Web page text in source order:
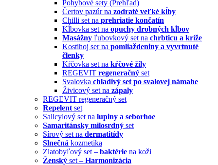
Pohybové sety (Prehľad)
Čertov pazúr na zodraté veľké kĺby
Chilli set na prehriatie končatín
Kĺbovka set na opuchy drobných kĺbov
Masážny ľubovkový set na chrbticu a kríže
Kostihoj ser na pomliaždeniny a vyvrtnuté
členky
Kŕčovka set na kŕčové žily
REGEVIT regeneračný set
Svalovka chladivý set po svalovej námahe
Živicový set na zápaly
REGEVIT regeneračný set
Repelent set
Salicylový set na lupiny a seborhoe
Samaritánsky milosrdný set
Sírový set na dermatitídy
Slnečná kozmetika
Zlatobyľový set – baktérie na koži
Ženský set – Harmonizácia